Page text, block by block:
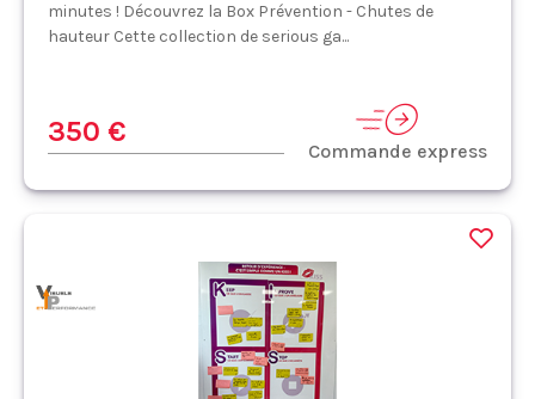
minutes ! Découvrez la Box Prévention - Chutes de
hauteur Cette collection de serious ga...
350 €
Commande express